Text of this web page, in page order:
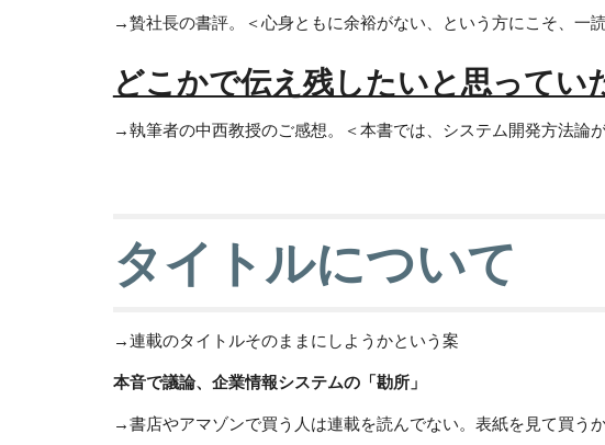
→贄社長の書評。＜心身ともに余裕がない、という方にこそ、一
どこかで伝え残したいと思って
→執筆者の中西教授のご感想。＜本書では、システム開発方法論
タイトルについて
→連載のタイトルそのままにしようかという案
本音で議論、企業情報システムの「勘所」
→書店やアマゾンで買う人は連載を読んでない。表紙を見て買う